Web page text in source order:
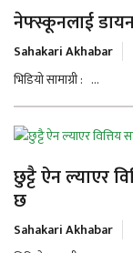
नेफ्स्कूनलाई
Sahakari Akhabar
भिडियो सामाग्री : ...
छुट्टै ऐन ल्याएर
छ
Sahakari Akhabar